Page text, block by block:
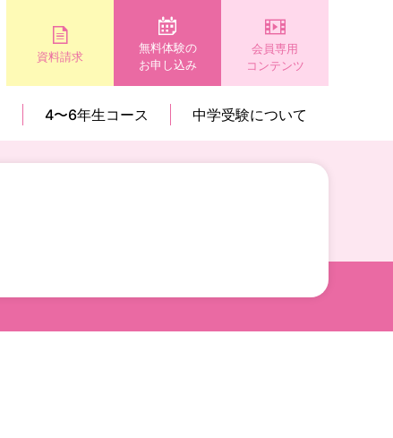
資料請求
無料体験の
お申し込み
会員専用
コンテンツ
4〜6年生コース 中学受験について